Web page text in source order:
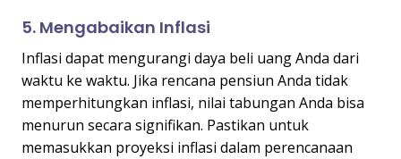
5. Mengabaikan Inflasi
Inflasi dapat mengurangi daya beli uang Anda dari
waktu ke waktu. Jika rencana pensiun Anda tidak
memperhitungkan inflasi, nilai tabungan Anda bisa
menurun secara signifikan. Pastikan untuk
memasukkan proyeksi inflasi dalam perencanaan